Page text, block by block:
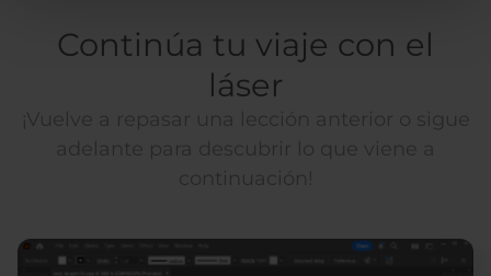
Continúa tu viaje con el
láser